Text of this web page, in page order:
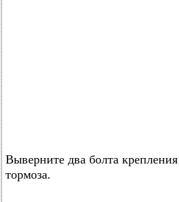
Выверните два болта
тормоза.